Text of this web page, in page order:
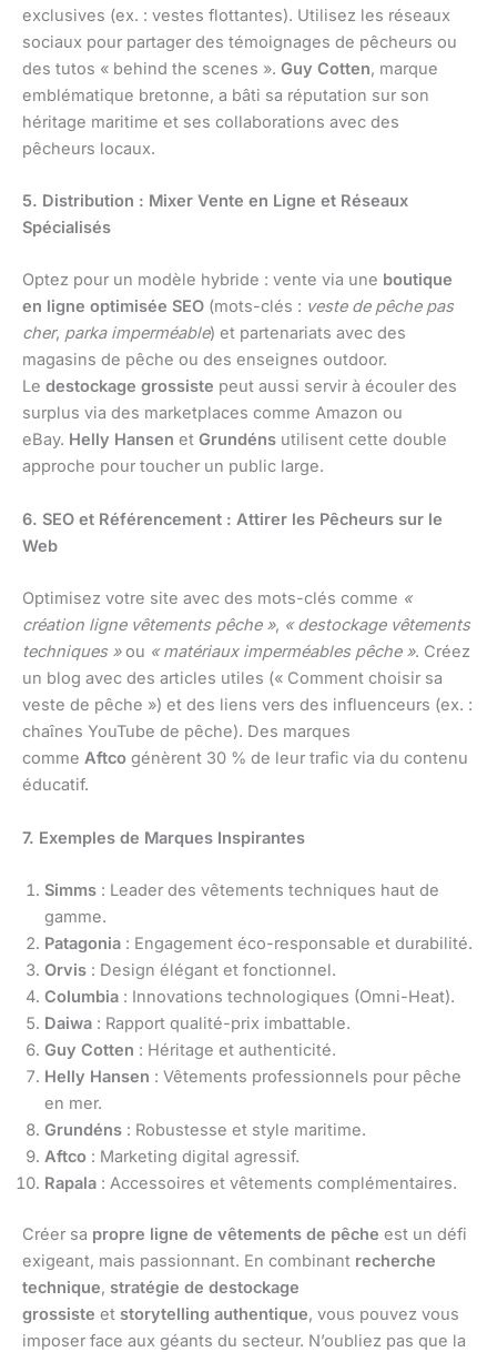
exclusives (ex. : vestes flottantes). Utilisez les réseaux
sociaux pour partager des témoignages de pêcheurs ou
des tutos « behind the scenes ». Guy Cotten, marque
emblématique bretonne, a bâti sa réputation sur son
héritage maritime et ses collaborations avec des
pêcheurs locaux.
5. Distribution : Mixer Vente en Ligne et Réseaux
Spécialisés
Optez pour un modèle hybride : vente via une boutique
en ligne optimisée SEO (mots-clés : veste de pêche pas
cher, parka imperméable) et partenariats avec des
magasins de pêche ou des enseignes outdoor.
Le destockage grossiste peut aussi servir à écouler des
surplus via des marketplaces comme Amazon ou
eBay. Helly Hansen et Grundéns utilisent cette double
approche pour toucher un public large.
6. SEO et Référencement : Attirer les Pêcheurs sur le
Web
Optimisez votre site avec des mots-clés comme «
création ligne vêtements pêche », « destockage vêtements
techniques »ou « matériaux imperméables pêche ». Créez
un blog avec des articles utiles (« Comment choisir sa
veste de pêche ») et des liens vers des influenceurs (ex. :
chaînes YouTube de pêche). Des marques
comme Aftco génèrent 30 % de leur trafic via du contenu
éducatif.
7. Exemples de Marques Inspirantes
Simms : Leader des vêtements techniques haut de
gamme.
Patagonia : Engagement éco-responsable et durabilité.
Orvis : Design élégant et fonctionnel.
Columbia : Innovations technologiques (Omni-Heat).
Daiwa : Rapport qualité-prix imbattable.
Guy Cotten : Héritage et authenticité.
Helly Hansen : Vêtements professionnels pour pêche
en mer.
Grundéns : Robustesse et style maritime.
Aftco : Marketing digital agressif.
Rapala : Accessoires et vêtements complémentaires.
Créer sa propre ligne de vêtements de pêche est un défi
exigeant, mais passionnant. En combinant recherche
technique, stratégie de destockage
grossiste et storytelling authentique, vous pouvez vous
imposer face aux géants du secteur. N’oubliez pas que la